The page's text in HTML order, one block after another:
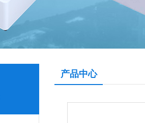
产品中心